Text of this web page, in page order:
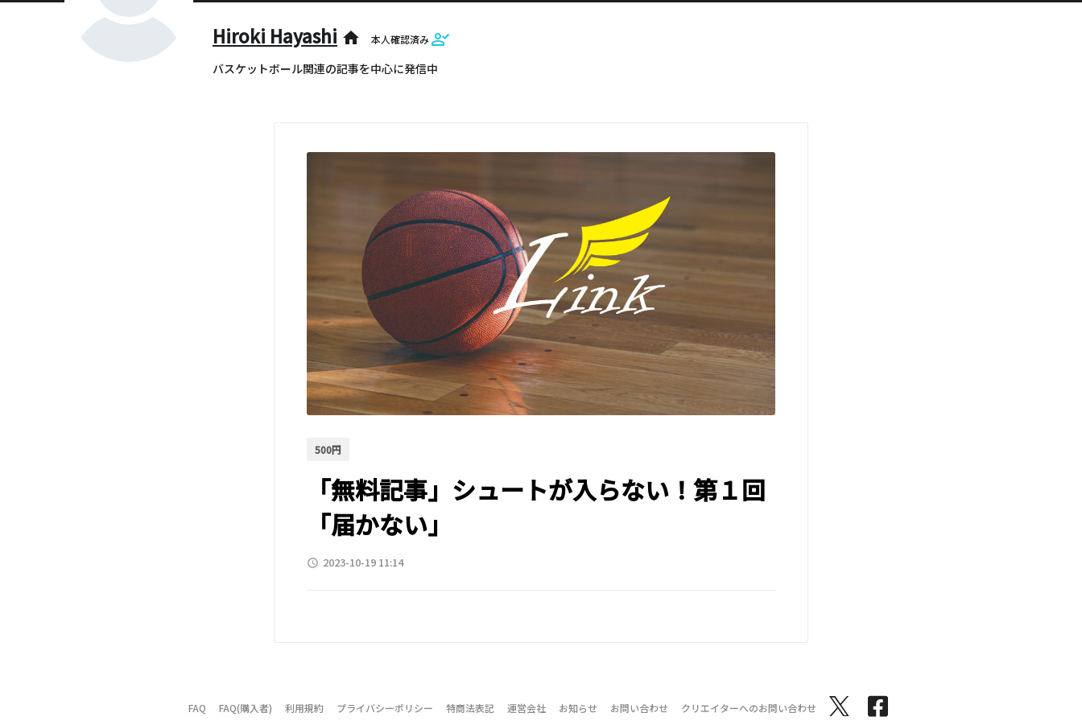
Hiroki Hayashi home 本人確認済み
バスケットボール関連の記事を中心に発信中
500円
「無料記事」シュートが入らない！第１回
「届かない」
access_time 2023-10-19 11:14
FAQ FAQ(購入者) 利用規約 プライバシーポリシー 特商法表記 運営会社 お知らせ お問い合わせ クリエイターへのお問い合わせ